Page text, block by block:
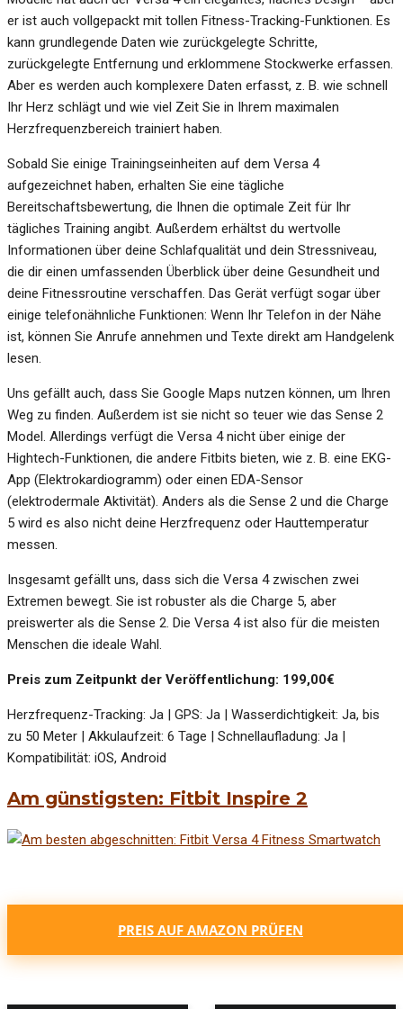
er ist auch vollgepackt mit tollen Fitness-Tracking-Funktionen. Es
kann grundlegende Daten wie zurückgelegte Schritte,
zurückgelegte Entfernung und erklommene Stockwerke erfassen.
Aber es werden auch komplexere Daten erfasst, z. B. wie schnell
Ihr Herz schlägt und wie viel Zeit Sie in Ihrem maximalen
Herzfrequenzbereich trainiert haben.
Sobald Sie einige Trainingseinheiten auf dem Versa 4
aufgezeichnet haben, erhalten Sie eine tägliche
Bereitschaftsbewertung, die Ihnen die optimale Zeit für Ihr
tägliches Training angibt. Außerdem erhältst du wertvolle
Informationen über deine Schlafqualität und dein Stressniveau,
die dir einen umfassenden Überblick über deine Gesundheit und
deine Fitnessroutine verschaffen. Das Gerät verfügt sogar über
einige telefonähnliche Funktionen: Wenn Ihr Telefon in der Nähe
ist, können Sie Anrufe annehmen und Texte direkt am Handgelenk
lesen.
Uns gefällt auch, dass Sie Google Maps nutzen können, um Ihren
Weg zu finden. Außerdem ist sie nicht so teuer wie das Sense 2
Model. Allerdings verfügt die Versa 4 nicht über einige der
Hightech-Funktionen, die andere Fitbits bieten, wie z. B. eine EKG-
App (Elektrokardiogramm) oder einen EDA-Sensor
(elektrodermale Aktivität). Anders als die Sense 2 und die Charge
5 wird es also nicht deine Herzfrequenz oder Hauttemperatur
messen.
Insgesamt gefällt uns, dass sich die Versa 4 zwischen zwei
Extremen bewegt. Sie ist robuster als die Charge 5, aber
preiswerter als die Sense 2. Die Versa 4 ist also für die meisten
Menschen die ideale Wahl.
Preis zum Zeitpunkt der Veröffentlichung: 199,00€
Herzfrequenz-Tracking: Ja | GPS: Ja | Wasserdichtigkeit: Ja, bis
zu 50 Meter | Akkulaufzeit: 6 Tage | Schnellaufladung: Ja |
Kompatibilität: iOS, Android
Am günstigsten: Fitbit Inspire 2
PREIS AUF AMAZON PRÜFEN